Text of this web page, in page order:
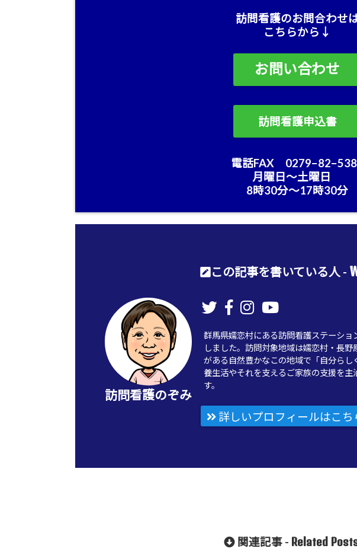
訪問看護のお問合わせ
こちらから↓
お問い合わせ
訪問看護申込書
電話FAX
月曜日〜土曜日
8時30分〜17時30分
この記事を書いている人 -
訪問看護のぞみ
群馬県嬬恋村にある訪問看護ステーシ
しました。訪問対象地域は嬬恋村・長
がある自然豊かなこの地域で「自分ら
養生活やそれを支えるご家族の支援を主
す。
詳しいプロフィールはこち
関連記事 - Related